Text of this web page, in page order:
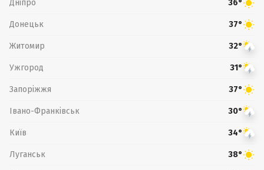
Дніпро 36°
Донецьк 37°
Житомир 32°
Ужгород 31°
Запоріжжя 37°
Івано-Франківськ 30°
Київ 34°
Луганськ 38°